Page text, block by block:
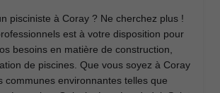
pisciniste à Coray ? Ne cherchez plus !
est à votre disposition pour
besoins en matière de construction,
de piscines. Que vous soyez à Coray
communes environnantes telles que